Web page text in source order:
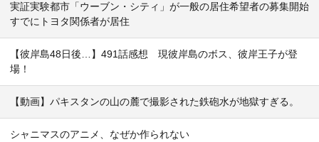
実証実験都市「ウーブン・シティ」が一般の居住希望者の募集開始
すでにトヨタ関係者が居住
【彼岸島48日後…】491話感想 現彼岸島のボス、彼岸王子が登
場！
【動画】パキスタンの山の麓で撮影された鉄砲水が地獄すぎる。
シャニマスのアニメ、なぜか作られない